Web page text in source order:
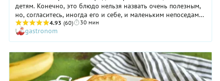
детям. Конечно, это блюдо нельзя назвать очень полезным,
но, согласитесь, иногда его и себе, и маленьким непоседам
можно позволить! Кляр готовится очень легко и просто: его
ингредиенты просто взбиваются миксером. Можно
использовать и погружной блендер, а также венчик, только в
последнем случае вам придется очень постараться, чтобы в
тесте не остались комочки. Какие брать сосиски? Выбирайте
те, что вам больше нравятся! Но, разумеется, чем
качественнее сосиски, тем вкуснее блюдо.
4.93 (60) 30 мин
gastronom